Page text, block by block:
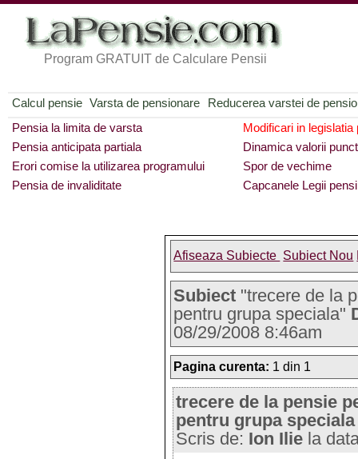
Program GRATUIT de Calculare Pensii
Calcul pensie Varsta de pensionare
Reducerea varstei de
Pensia la limita de varsta
Modificari in legislatia
Pensia anticipata partiala
Dinamica valorii
Erori comise la utilizarea programului
Spor de vechime
Pensia de invaliditate
Capcanele Legii
Afiseaza Subiecte Subiect Nou
Subiect "trecere de la
pentru grupa speciala"
08/29/2008 8:46am
Pagina curenta: 1 din 1
trecere de la pensie
pentru grupa speciala
Scris de: Ion Ilie la